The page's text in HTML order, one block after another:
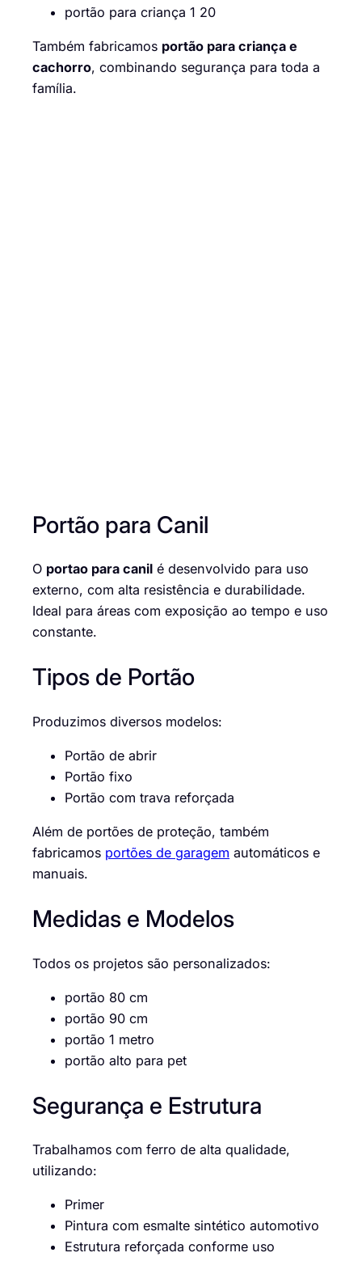
portão para criança 1 20
Também fabricamos portão para criança e
cachorro, combinando segurança para toda a
família.
Portão para Canil
O portao para canil é desenvolvido para uso
externo, com alta resistência e durabilidade.
Ideal para áreas com exposição ao tempo e uso
constante.
Tipos de Portão
Produzimos diversos modelos:
Portão de abrir
Portão fixo
Portão com trava reforçada
Além de portões de proteção, também
fabricamos portões de garagem automáticos e
manuais.
Medidas e Modelos
Todos os projetos são personalizados:
portão 80 cm
portão 90 cm
portão 1 metro
portão alto para pet
Segurança e Estrutura
Trabalhamos com ferro de alta qualidade,
utilizando:
Primer
Pintura com esmalte sintético automotivo
Estrutura reforçada conforme uso